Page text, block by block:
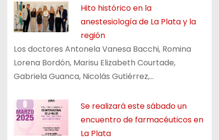
Hito histórico en la
anestesiología de La Plata y la
región
Los doctores Antonela Vanesa Bacchi, Romina
Lorena Bordón, Marisu Elizabeth Courtade,
Gabriela Guanca, Nicolás Gutiérrez,…
Se realizará este sábado un
encuentro de farmacéuticos en
La Plata